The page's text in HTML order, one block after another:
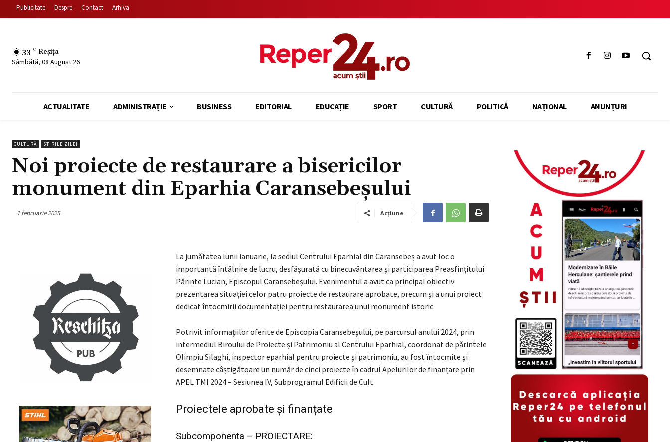
Publicitate Despre Contact Arhiva
33 C Reșița
Sâmbătă, 08 August 26
ACTUALITATE ADMINISTRAȚIE BUSINESS EDITORIAL EDUCAȚIE SPORT CULTURĂ POLITICĂ NAȚIONAL ANUNȚURI
CULTURĂ STIRILE ZILEI
Noi proiecte de restaurare a bisericilor
monument din Eparhia Caransebeșului
1 februarie 2025 Acțiune
La jumătatea lunii ianuarie, la sediul Centrului Eparhial din Caransebeș a avut loc o
importantă întâlnire de lucru, desfășurată cu binecuvântarea și participarea Preasfințitului
Părinte Lucian, Episcopul Caransebeșului. Evenimentul a avut ca principal obiectiv
prezentarea situației celor patru proiecte de restaurare aprobate, precum și a unui proiect
dedicat întocmirii documentației pentru restaurarea unui monument istoric.
Potrivit informațiilor oferite de Episcopia Caransebeșului, pe parcursul anului 2024, prin
intermediul Biroului de Proiecte și Patrimoniu al Centrului Eparhial, coordonat de părintele
Olimpiu Silaghi, inspector eparhial pentru proiecte și patrimoniu, au fost întocmite și
desemnate câștigătoare un număr de cinci proiecte în cadrul Apelurilor de finanțare prin
APEL TMI 2024 – Sesiunea IV, Subprogramul Edificii de Cult.
Proiectele aprobate și finanțate
Subcomponenta – PROIECTARE: